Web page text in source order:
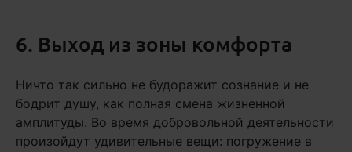
6. Выход из зоны комфорта
Ничто так сильно не будоражит сознание и не
бодрит душу, как полная смена жизненной
амплитуды. Во время добровольной деятельности
произойдут удивительные вещи: погружение в